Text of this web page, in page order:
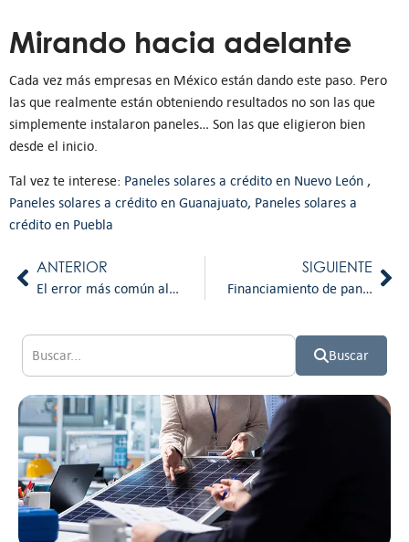
Mirando hacia adelante
Cada vez más empresas en México están dando este paso. Pero
las que realmente están obteniendo resultados no son las que
simplemente instalaron paneles… Son las que eligieron bien
desde el inicio.
Tal vez te interese: Paneles solares a crédito en Nuevo León ,
Paneles solares a crédito en Guanajuato, Paneles solares a
crédito en Puebla
ANTERIOR
El error más común al invertir en paneles solares en México (y cómo evitarlo)
SIGUIENTE
Financiamiento de paneles solares en México: lo que debes saber antes de tomar una decisión
Buscar